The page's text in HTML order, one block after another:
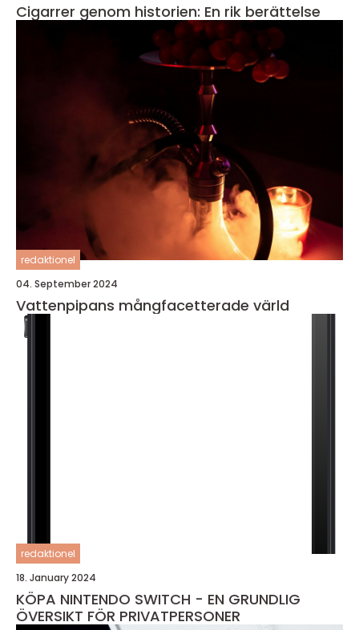
Cigarrer genom historien: En rik berättelse
redaktionel
04. September 2024
Vattenpipans mångfacetterade värld
redaktionel
18. January 2024
KÖPA NINTENDO SWITCH - EN GRUNDLIG
ÖVERSIKT FÖR PRIVATPERSONER